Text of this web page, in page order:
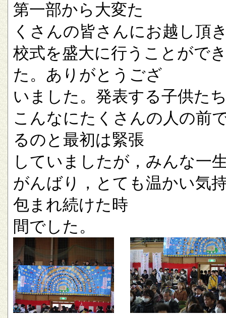
第一部から大変た
くさんの皆さんにお越し頂
校式を盛大に行うことがで
た。ありがとうござ
いました。発表する子供た
こんなにたくさんの人の前
るのと最初は緊張
していましたが，みんな一
がんばり，とても温かい気
包まれ続けた時
間でした。